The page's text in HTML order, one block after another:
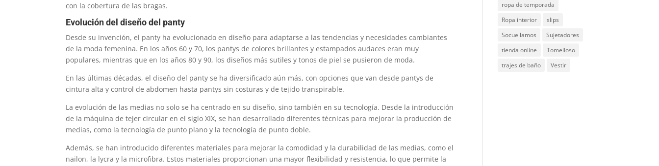
con la cobertura de las bragas.
Evolución del diseño del panty
Desde su invención, el panty ha evolucionado en diseño para adaptarse a las tendencias y necesidades cambiantes
de la moda femenina. En los años 60 y 70, los pantys de colores brillantes y estampados audaces eran muy
populares, mientras que en los años 80 y 90, los diseños más sutiles y tonos de piel se pusieron de moda.
En las últimas décadas, el diseño del panty se ha diversificado aún más, con opciones que van desde pantys de
cintura alta y control de abdomen hasta pantys sin costuras y de tejido transpirable.
La evolución de las medias no solo se ha centrado en su diseño, sino también en su tecnología. Desde la introducción
de la máquina de tejer circular en el siglo XIX, se han desarrollado diferentes técnicas para mejorar la producción de
medias, como la tecnología de punto plano y la tecnología de punto doble.
Además, se han introducido diferentes materiales para mejorar la comodidad y la durabilidad de las medias, como el
nailon, la lycra y la microfibra. Estos materiales proporcionan una mayor flexibilidad y resistencia, lo que permite la
ropa de temporada
Ropa interior
slips
Socuellamos
Sujetadores
tienda online
Tomelloso
trajes de baño
Vestir